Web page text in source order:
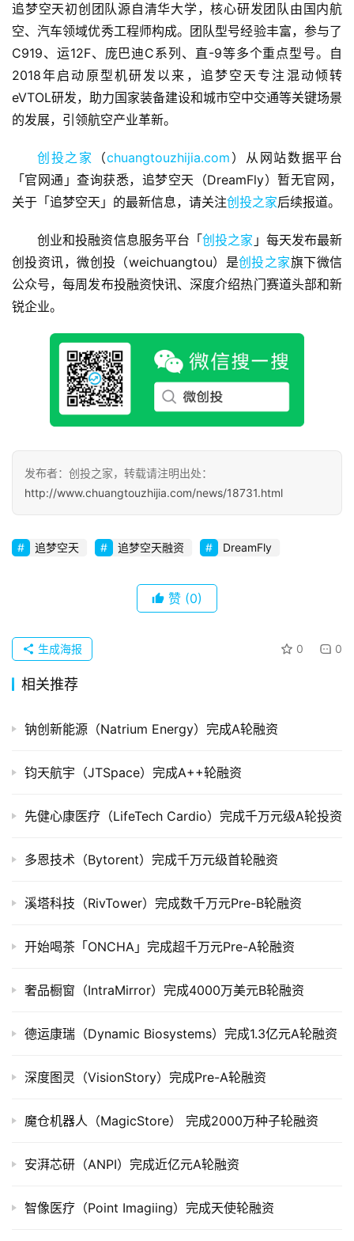
首
页
报
道
业
观
察
发
布
并
公
司
上
投
数
业
院
追梦空天初创团队源自清华大学，核心研发团队由国内航
空、汽车领域优秀工程师构成。团队型号经验丰富，参与了
C919、运12F、庞巴迪C系列、直-9等多个重点型号。自
2018年启动原型机研发以来，追梦空天专注混动倾转
eVTOL研发，助力国家装备建设和城市空中交通等关键场景
的发展，引领航空产业革新。
创投之家 （chuangtouzhijia.com ）从网站数据平台
「官网通」查询获悉，追梦空天（DreamFly）暂无官网，
关于「追梦空天」的最新信息，请关注创投之家后续报道。
创业和投融资信息服务平台「创投之家 」每天发布最新
创投资讯，微创投（weichuangtou）是创投之家旗下微信
公众号，每周发布投融资快讯、深度介绍热门赛道头部和新
锐企业。
发布者：创投之家，转载请注明出处：
http://www.chuangtouzhijia.com/news/18731.html
追梦空天 追梦空天融资 DreamFly
赞 (0)
0 0
生成海报
相关推荐
钠创新能源（Natrium Energy）完成A轮融资
钧天航宇（JTSpace）完成A++轮融资
先健心康医疗（LifeTech Cardio）完成千万元级A轮投资
多恩技术（Bytorent）完成千万元级首轮融资
溪塔科技（RivTower）完成数千万元Pre-B轮融资
开始喝茶「ONCHA」完成超千万元Pre-A轮融资
奢品橱窗（IntraMirror）完成4000万美元B轮融资
德运康瑞（Dynamic Biosystems）完成1.3亿元A轮融资
深度图灵（VisionStory）完成Pre-A轮融资
魔仓机器人（MagicStore） 完成2000万种子轮融资
安湃芯研（ANPI）完成近亿元A轮融资
智像医疗（Point Imagiing）完成天使轮融资